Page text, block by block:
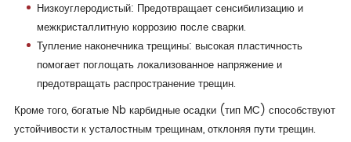
Низкоуглеродистый: Предотвращает сенсибилизацию и
межкристаллитную коррозию после сварки.
Тупление наконечника трещины: высокая пластичность
помогает поглощать локализованное напряжение и
предотвращать распространение трещин.
Кроме того, богатые Nb карбидные осадки (тип MC) способствуют
устойчивости к усталостным трещинам, отклоняя пути трещин.